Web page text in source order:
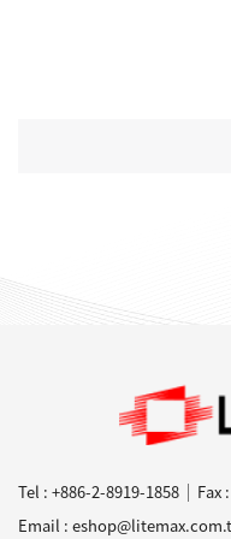
Tel : +886-2-8919-1858
Fax
Email :